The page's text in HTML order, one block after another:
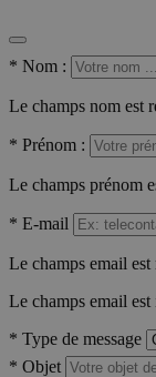
* Nom :
Le champs nom est
* Prénom :
Le champs prénom
* E-mail
Le champs email est
Le champs email
* Type de message
* Objet